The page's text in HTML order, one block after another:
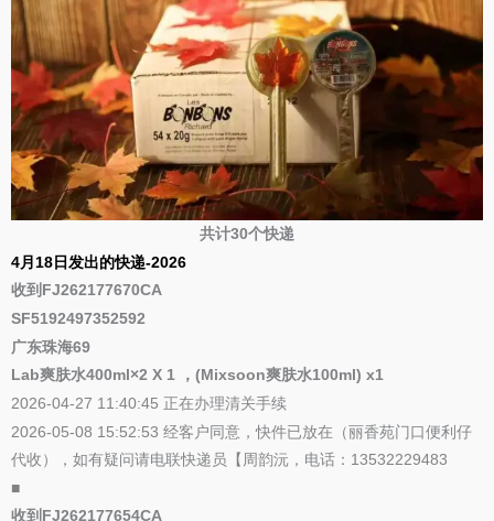
共计30个快递
4月18日发出的快递-2026
收到FJ262177670CA
SF5192497352592
广东珠海69
Lab爽肤水400ml×2 X 1 ，(Mixsoon爽肤水100ml) x1
2026-04-27 11:40:45 正在办理清关手续
2026-05-08 15:52:53 经客户同意，快件已放在（丽香苑门口便利仔
代收），如有疑问请电联快递员【周韵沅，电话：13532229483
■
收到FJ262177654CA